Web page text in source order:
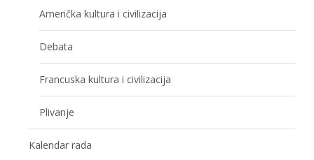
Američka kultura i civilizacija
Debata
Francuska kultura i civilizacija
Plivanje
Kalendar rada